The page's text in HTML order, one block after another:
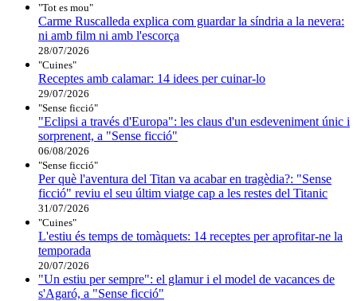
"Tot es mou"
Carme Ruscalleda explica com guardar la síndria a la nevera:
ni amb film ni amb l'escorça
28/07/2026
"Cuines"
Receptes amb calamar: 14 idees per cuinar-lo
29/07/2026
"Sense ficció"
"Eclipsi a través d'Europa": les claus d'un esdeveniment únic i
sorprenent, a "Sense ficció"
06/08/2026
"Sense ficció"
Per què l'aventura del Titan va acabar en tragèdia?: "Sense
ficció" reviu el seu últim viatge cap a les restes del Titanic
31/07/2026
"Cuines"
L'estiu és temps de tomàquets: 14 receptes per aprofitar-ne la
temporada
20/07/2026
"Un estiu per sempre": el glamur i el model de vacances de
s'Agaró, a "Sense ficció"